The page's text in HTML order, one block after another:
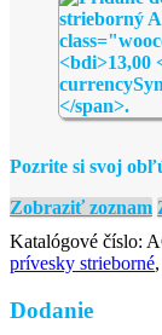
Pozrite si svoj
Zobraziť zoznam
Katalógové číslo:
prívesky strieborné,
Dodanie